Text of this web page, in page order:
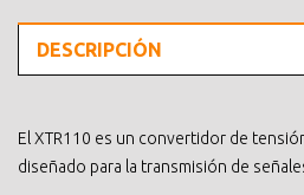
DESCRIPCIÓN
El XTR110 es un convertidor de
diseñado para la transmisión de